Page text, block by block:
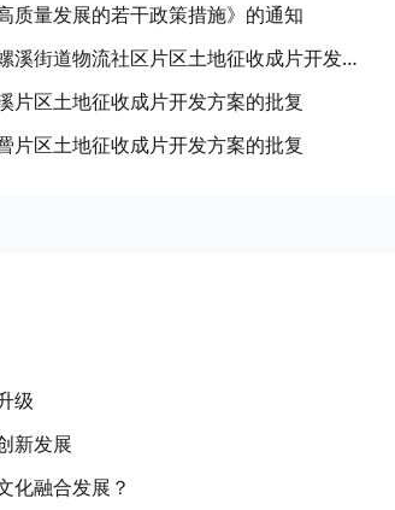
质量发展的若干政策措施》的通知
南充市人民政府关于南充临江新区（高坪区）螺溪街道物流社区片区土地征收成片开发方案的批复
片区土地征收成片开发方案的批复
片区土地征收成片开发方案的批复
级
新发展
化融合发展？